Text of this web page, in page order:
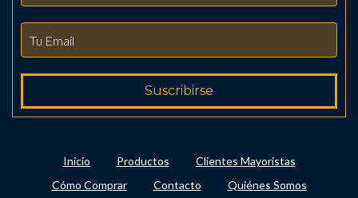
Inicio Productos
Clientes Mayoristas
Cómo Comprar
Contacto
Quiénes Somos